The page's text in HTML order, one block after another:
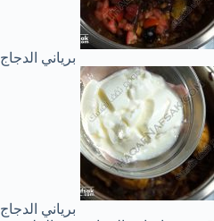
برياني الدجاج
برياني الدجاج